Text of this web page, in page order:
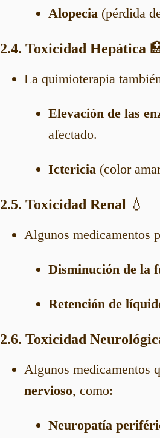
Alopecia (pérdida
2.4. Toxicidad Hepática
La quimioterapia
Elevación de las
afectado.
Ictericia (color
2.5. Toxicidad Renal 💧
Algunos medicamentos
Disminución de la
Retención de
2.6. Toxicidad
Algunos medicamentos
nervioso, como:
Neuropatía